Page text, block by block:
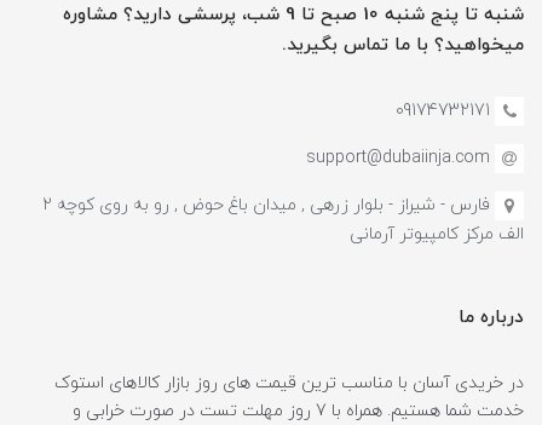
شنبه تا پنج شنبه 10 صبح تا 9 شب، پرسشی دارید؟ مشاوره
میخواهید؟ با ما تماس بگیرید.
09174732171
support@dubaiinja.com
فارس - شیراز - بلوار زرهی , میدان باغ حوض , رو به روی کوچه 2
الف مرکز کامپیوتر آرمانی
درباره ما
در خریدی آسان با مناسب ترین قیمت های روز بازار کالاهای استوک
خدمت شما هستیم. همراه با 7 روز مهلت تست در صورت خرابی و